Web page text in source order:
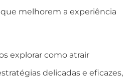
melhorem a experiência
explorar como atrair
delicadas e eficazes,